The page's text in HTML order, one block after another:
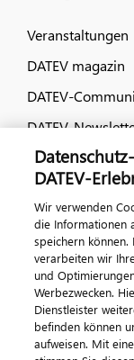
Veranstaltungen
DATEV magazin
DATEV-
DATEV-
DATEV-
Wir verwenden
die Informationen
speichern können.
verarbeiten wir
und
Werbezwecken.
Dienstleister
befinden können
aufweisen. Mit